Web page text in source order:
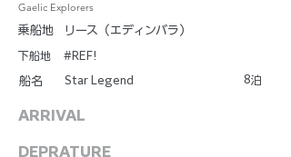
Gaelic Explorers
乗船地
下船地
船名
リース（エディンバラ）
#REF!
Star Legend 8泊
ARRIVAL
DEPRATURE